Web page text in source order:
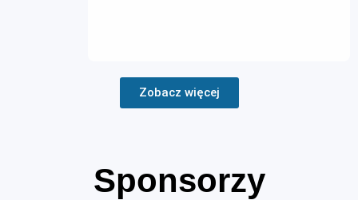
Zobacz więcej
Sponsorzy